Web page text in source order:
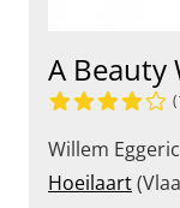
A Beauty
Willem
Hoeilaart